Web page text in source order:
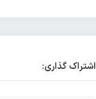
اشتراک گذاری: